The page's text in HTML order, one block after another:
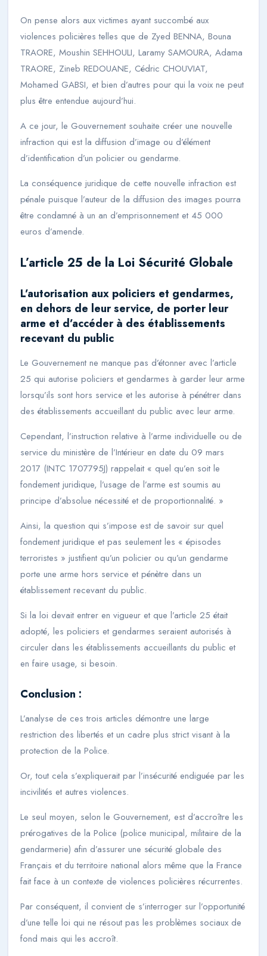
On pense alors aux victimes ayant succombé aux
violences policières telles que de Zyed BENNA, Bouna
TRAORE, Moushin SEHHOULI, Laramy SAMOURA, Adama
TRAORE, Zineb REDOUANE, Cédric CHOUVIAT,
Mohamed GABSI, et bien d’autres pour qui la voix ne peut
plus être entendue aujourd’hui.
A ce jour, le Gouvernement souhaite créer une nouvelle
infraction qui est la diffusion d’image ou d’élément
d’identification d’un policier ou gendarme.
La conséquence juridique de cette nouvelle infraction est
pénale puisque l’auteur de la diffusion des images pourra
être condamné à un an d’emprisonnement et 45 000
euros d’amende.
L’article 25 de la Loi Sécurité Globale
L’autorisation aux policiers et gendarmes,
en dehors de leur service, de porter leur
arme et d’accéder à des établissements
recevant du public
Le Gouvernement ne manque pas d’étonner avec l’article
25 qui autorise policiers et gendarmes à garder leur arme
lorsqu’ils sont hors service et les autorise à pénétrer dans
des établissements accueillant du public avec leur arme.
Cependant, l’instruction relative à l’arme individuelle ou de
service du ministère de l’Intérieur en date du 09 mars
2017 (INTC 1707795J) rappelait « quel qu’en soit le
fondement juridique, l’usage de l’arme est soumis au
principe d’absolue nécessité et de proportionnalité. »
Ainsi, la question qui s’impose est de savoir sur quel
fondement juridique et pas seulement les « épisodes
terroristes » justifient qu’un policier ou qu’un gendarme
porte une arme hors service et pénètre dans un
établissement recevant du public.
Si la loi devait entrer en vigueur et que l’article 25 était
adopté, les policiers et gendarmes seraient autorisés à
circuler dans les établissements accueillants du public et
en faire usage, si besoin.
Conclusion :
L’analyse de ces trois articles démontre une large
restriction des libertés et un cadre plus strict visant à la
protection de la Police.
Or, tout cela s’expliquerait par l’insécurité endiguée par les
incivilités et autres violences.
Le seul moyen, selon le Gouvernement, est d’accroître les
prérogatives de la Police (police municipal, militaire de la
gendarmerie) afin d’assurer une sécurité globale des
Français et du territoire national alors même que la France
fait face à un contexte de violences policières récurrentes.
Par conséquent, il convient de s’interroger sur l’opportunité
d’une telle loi qui ne résout pas les problèmes sociaux de
fond mais qui les accroît.